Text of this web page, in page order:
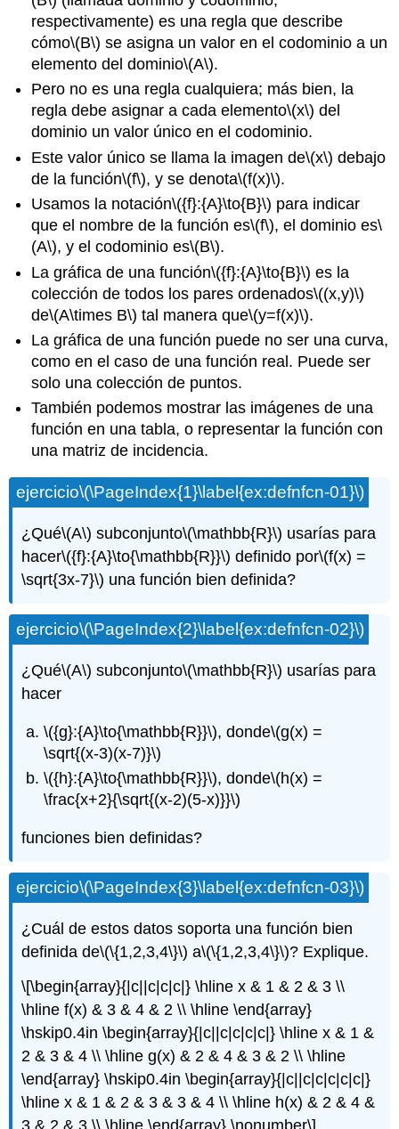
respectivamente) es una regla que describe
cómo\(B\) se asigna un valor en el codominio a un
elemento del dominio\(A\).
Pero no es una regla cualquiera; más bien, la
regla debe asignar a cada elemento\(x\) del
dominio un valor único en el codominio.
Este valor único se llama la imagen de\(x\) debajo
de la función\(f\), y se denota\(f(x)\).
Usamos la notación\({f}:{A}\to{B}\) para indicar
que el nombre de la función es\(f\), el dominio es\
(A\), y el codominio es\(B\).
La gráfica de una función\({f}:{A}\to{B}\) es la
colección de todos los pares ordenados\((x,y)\)
de\(A\times B\) tal manera que\(y=f(x)\).
La gráfica de una función puede no ser una curva,
como en el caso de una función real. Puede ser
solo una colección de puntos.
También podemos mostrar las imágenes de una
función en una tabla, o representar la función con
una matriz de incidencia.
ejercicio\(\PageIndex{1}\label{ex:defnfcn-01}\)
¿Qué\(A\) subconjunto\(\mathbb{R}\) usarías para
hacer\({f}:{A}\to{\mathbb{R}}\) definido por\(f(x) =
\sqrt{3x-7}\) una función bien definida?
ejercicio\(\PageIndex{2}\label{ex:defnfcn-02}\)
¿Qué\(A\) subconjunto\(\mathbb{R}\) usarías para
hacer
\({g}:{A}\to{\mathbb{R}}\), donde\(g(x) =
\sqrt{(x-3)(x-7)}\)
\({h}:{A}\to{\mathbb{R}}\), donde\(h(x) =
\frac{x+2}{\sqrt{(x-2)(5-x)}}\)
funciones bien definidas?
ejercicio\(\PageIndex{3}\label{ex:defnfcn-03}\)
¿Cuál de estos datos soporta una función bien
definida de\(\{1,2,3,4\}\) a\(\{1,2,3,4\}\)? Explique.
\[\begin{array}{|c||c|c|c|} \hline x & 1 & 2 & 3 \\
\hline f(x) & 3 & 4 & 2 \\ \hline \end{array}
\hskip0.4in \begin{array}{|c||c|c|c|c|} \hline x & 1 &
2 & 3 & 4 \\ \hline g(x) & 2 & 4 & 3 & 2 \\ \hline
\end{array} \hskip0.4in \begin{array}{|c||c|c|c|c|c|}
\hline x & 1 & 2 & 3 & 3 & 4 \\ \hline h(x) & 2 & 4 &
3 & 2 & 3 \\ \hline \end{array} \nonumber\]